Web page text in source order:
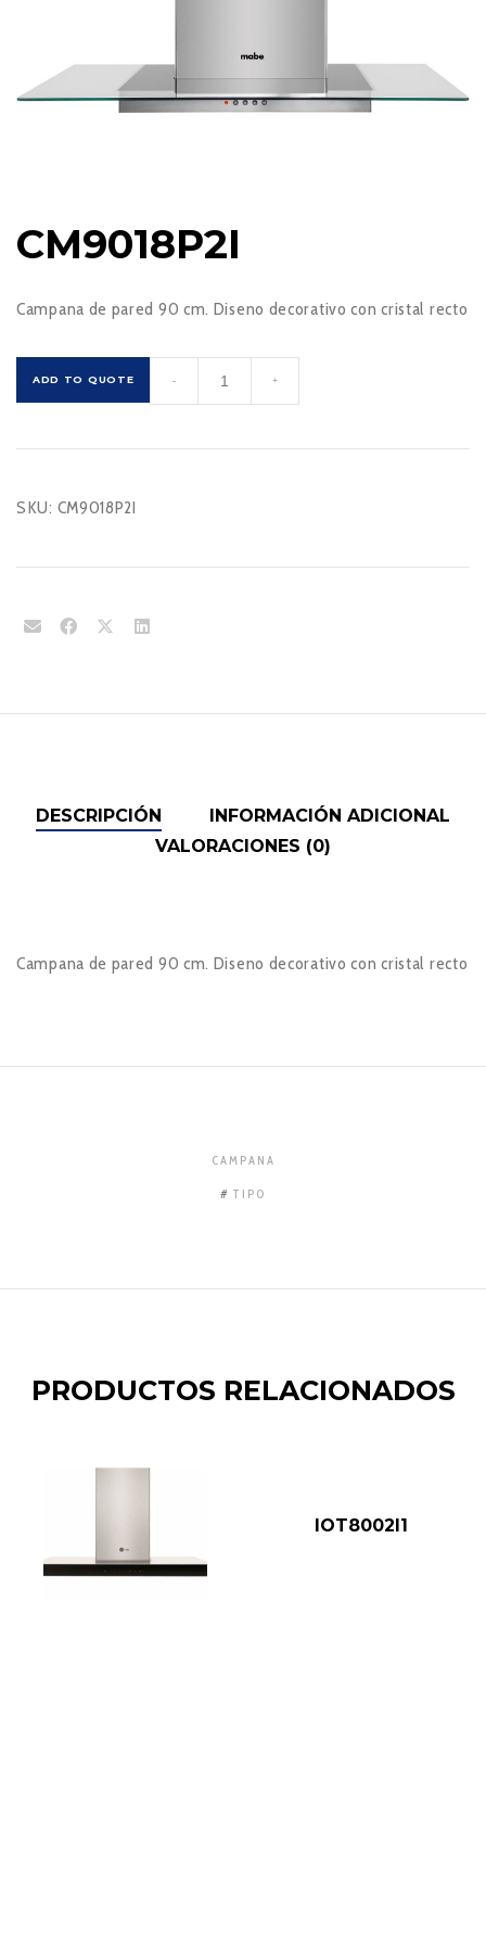
CM9018P2I
Campana de pared 90 cm. Diseno decorativo con cristal recto
ADD TO QUOTE
cantidad
- +
SKU: CM9018P2I
DESCRIPCIÓN
INFORMACIÓN ADICIONAL
VALORACIONES (0)
Campana de pared 90 cm. Diseno decorativo con cristal recto
CAMPANA
TIPO
PRODUCTOS RELACIONADOS
IOT8002I1